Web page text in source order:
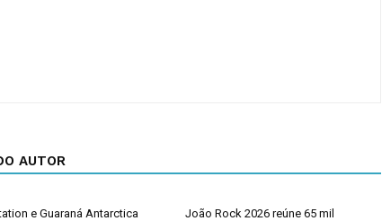
AUTOR
e Guaraná Antarctica
João Rock 2026 reúne 65 mil